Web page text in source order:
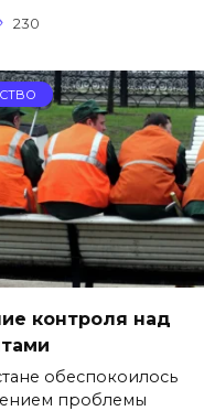
230
контроля над
обеспокоилось
проблемы